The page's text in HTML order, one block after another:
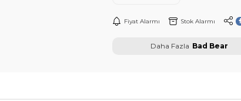
Fiyat Alarmı Stok Alarmı
Daha Fazla Bad Bear